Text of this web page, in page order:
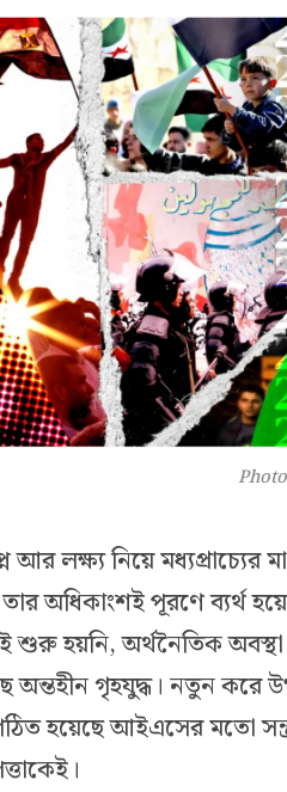
আর লক্ষ্য নিয়ে
অধিকাংশই পূরণে ব্যর্থ
শুরু হয়নি, অর্থনৈতিক
অন্তহীন গৃহযুদ্ধ। নতুন করে
হয়েছে আইএসের মতো